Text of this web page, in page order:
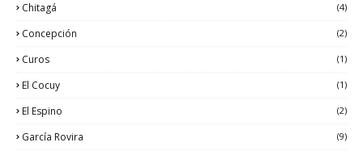
Chitagá (4)
Concepción (2)
Curos (1)
El Cocuy (1)
El Espino (2)
García Rovira (9)